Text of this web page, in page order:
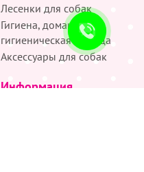
Лесенки для собак
Гигиена, домашняя и
гигиеническая одежда
Аксессуары для собак
Информация